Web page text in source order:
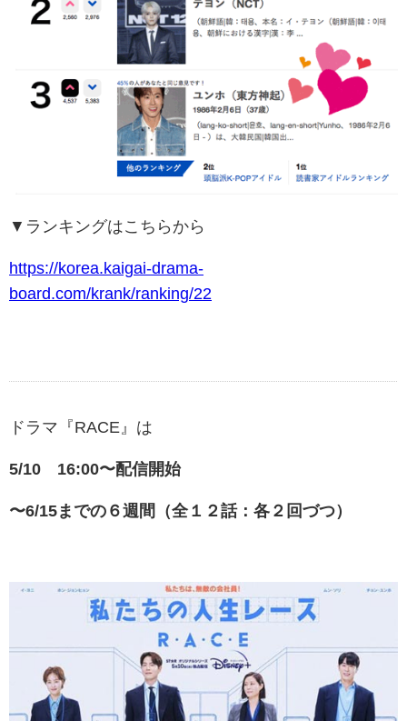
▼ランキングはこちらから
https://korea.kaigai-drama-
board.com/krank/ranking/22
ドラマ『RACE』は
5/10 16:00〜配信開始
〜6/15までの６週間（全１２話：各２回づつ）